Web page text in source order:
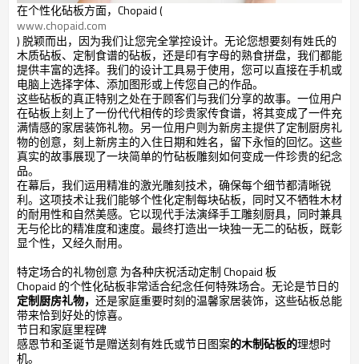
在个性化砧板方面，Chopaid (
www.chopaid.com
) 脱颖而出，因为我们让您完全掌控设计。无论您想要刻有姓氏的
木质砧板、定制食谱的砧板，还是印有字母的熟食拼盘，我们都能
提供丰富的选择。我们的设计工具易于使用，您可以直接在手机或
电脑上选择字体、添加图形或上传您自己的作品。
这些砧板的真正特别之处在于顾客们与我们分享的故事。一位用户
在砧板上刻上了一份代代相传的珍贵家传食谱，将其变成了一件充
满情感的家居装饰礼物。另一位用户则为新房主提供了定制厨房礼
物的创意，刻上新房主的入住日期和姓名，留下永恒的回忆。这些
真实的故事展现了一块简单的竹砧板雕刻如何变成一件珍贵的纪念
品。
在幕后，我们运用精准的激光雕刻技术，确保每个细节都清晰锐
利。这项技术让我们能够个性化定制每块砧板，同时又不牺牲木材
的耐用性和自然美感。它以现代手法演绎手工雕刻厨具，同时兼具
无与伦比的精准度和速度。最终打造出一块独一无二的砧板，既彰
显个性，又经久耐用。
特定场合的礼物创意 为各种庆祝活动定制 Chopaid 板
Chopaid 的个性化砧板非常适合纪念任何特殊场合。无论是节日的
定制厨房礼物， 还是家庭重要时刻的温馨家居装饰，这些砧板总能
带来恰到好处的惊喜。
节日和家庭里程碑
感恩节和圣诞节是赠送刻有姓氏或节日图案的木制砧板的理想时
机。